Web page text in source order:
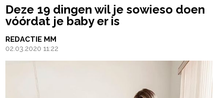
Deze 19 dingen wil je sowieso doen
vóórdat je baby er is
REDACTIE MM
02.03.2020 11:22